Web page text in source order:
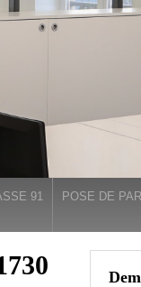
91 POSE DE